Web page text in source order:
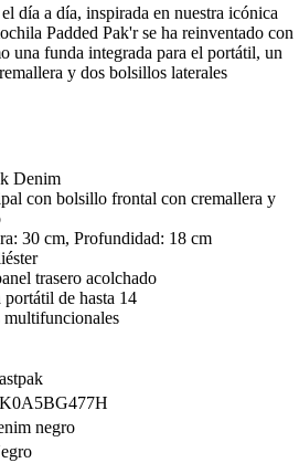
día a día, inspirada en nuestra icónica
Padded Pak'r se ha reinventado con
una funda integrada para el portátil, un
y dos bolsillos laterales
Denim
con bolsillo frontal con cremallera y
30 cm, Profundidad: 18 cm
trasero acolchado
portátil de hasta 14
multifuncionales
negro